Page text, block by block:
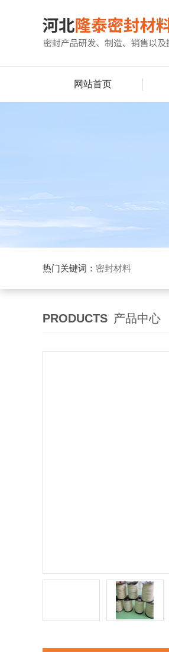
网站首页
热门关键词： 密封材料
PRODUCTS 产品中心